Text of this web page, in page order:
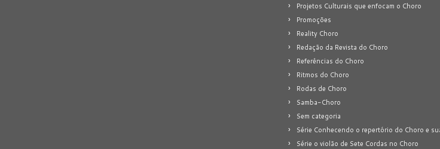
Projetos Culturais que enfocam o Choro
Promoções
Reality Choro
Redação da Revista do Choro
Referências do Choro
Ritmos do Choro
Rodas de Choro
Samba-Choro
Sem categoria
Série Conhecendo o repertório do Choro e
Série o violão de Sete Cordas no Choro